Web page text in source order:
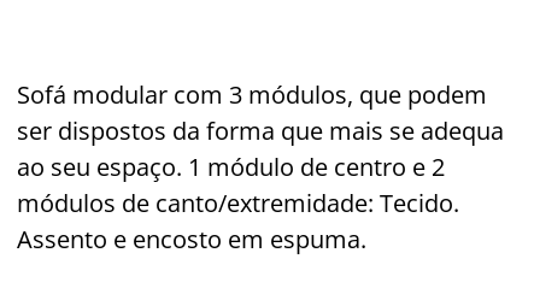
Sofá modular com 3 módulos, que podem
ser dispostos da forma que mais se adequa
ao seu espaço. 1 módulo de centro e 2
módulos de canto/extremidade: Tecido.
Assento e encosto em espuma.